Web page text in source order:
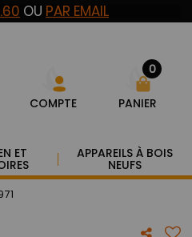
OU PAR EMAIL
COMPTE
0
PANIER
ET APPAREILS À BOIS
NEUFS